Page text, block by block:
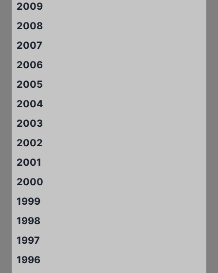
2009
2008
2007
2006
2005
2004
2003
2002
2001
2000
1999
1998
1997
1996